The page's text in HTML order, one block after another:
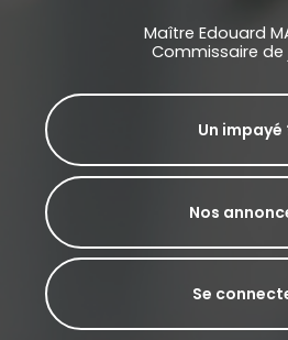
Maître Edouard
Commissaire de
Un impayé
Nos
Se